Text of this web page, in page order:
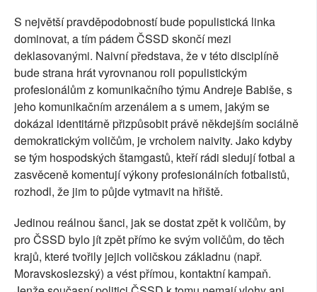
S největší pravděpodobností bude populistická linka
dominovat, a tím pádem ČSSD skončí mezi
deklasovanými. Naivní představa, že v této disciplíně
bude strana hrát vyrovnanou roli populistickým
profesionálům z komunikačního týmu Andreje Babiše, s
jeho komunikačním arzenálem a s umem, jakým se
dokázal identitárně přizpůsobit právě někdejším sociálně
demokratickým voličům, je vrcholem naivity. Jako kdyby
se tým hospodských štamgastů, kteří rádi sledují fotbal a
zasvěceně komentují výkony profesionálních fotbalistů,
rozhodl, že jim to půjde vytmavit na hřiště.
Jedinou reálnou šanci, jak se dostat zpět k voličům, by
pro ČSSD bylo jít zpět přímo ke svým voličům, do těch
krajů, které tvořily jejich voličskou základnu (např.
Moravskoslezský) a vést přímou, kontaktní kampaň.